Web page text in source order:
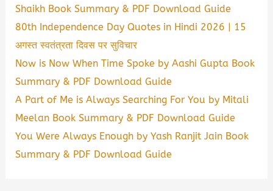
Shaikh Book Summary & PDF Download Guide
80th Independence Day Quotes in Hindi 2026 | 15
अगस्त स्वतंत्रता दिवस पर सुविचार
Now is Now When Time Spoke by Aashi Gupta Book
Summary & PDF Download Guide
A Part of Me is Always Searching For You by Mitali
Meelan Book Summary & PDF Download Guide
You Were Always Enough by Yash Ranjit Jain Book
Summary & PDF Download Guide